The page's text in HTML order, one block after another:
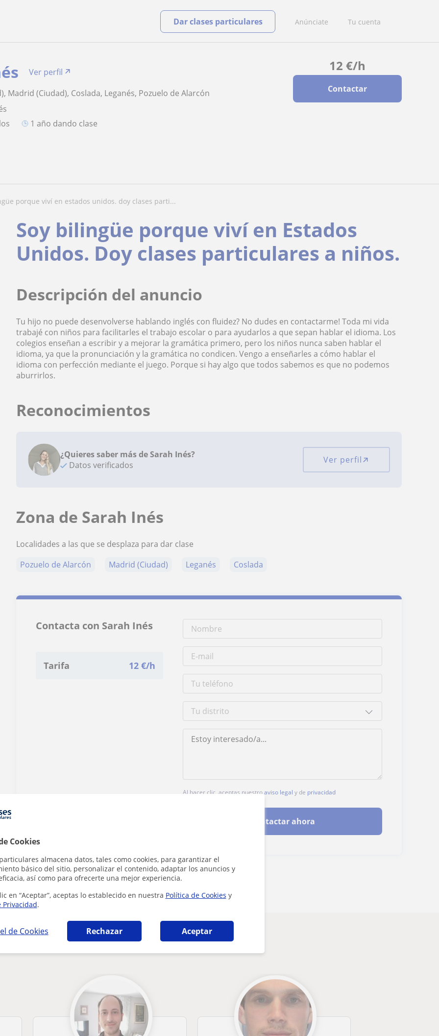
Cookies
almacena datos, tales como cookies, para garantizar el
básico del sitio, personalizar el contenido, adaptar los anuncios y
así como para ofrecerte una mejor experiencia.
en “Aceptar”, aceptas lo establecido en nuestra Política de Cookies y
Privacidad.
de Cookies Rechazar Aceptar
Anúnciate Tu cuenta
Dar clases particulares
12 €/h
Contactar
Ver perfil
Madrid (Ciudad), Coslada, Leganés, Pozuelo de Alarcón
1 año dando clase
porque viví en estados unidos. doy clases parti...
Soy bilingüe porque viví en Estados
Unidos. Doy clases particulares a niños.
Descripción del anuncio
Tu hijo no puede desenvolverse hablando inglés con fluidez? No dudes en contactarme! Toda mi vida
trabajé con niños para facilitarles el trabajo escolar o para ayudarlos a que sepan hablar el idioma. Los
colegios enseñan a escribir y a mejorar la gramática primero, pero los niños nunca saben hablar el
idioma, ya que la pronunciación y la gramática no condicen. Vengo a enseñarles a cómo hablar el
idioma con perfección mediante el juego. Porque si hay algo que todos sabemos es que no podemos
aburrirlos.
Reconocimientos
¿Quieres saber más de Sarah Inés?
Datos verificados
Ver perfil
Zona de Sarah Inés
Localidades a las que se desplaza para dar clase
Pozuelo de Alarcón
Madrid (Ciudad) Leganés Coslada
Contacta con Sarah Inés
Tarifa 12 €/h
Al hacer clic, aceptas nuestroaviso legal y de privacidad
Contactar ahora
¿Hay algún error en este perfil?Cuéntanos
Madrid que pueden interesarte